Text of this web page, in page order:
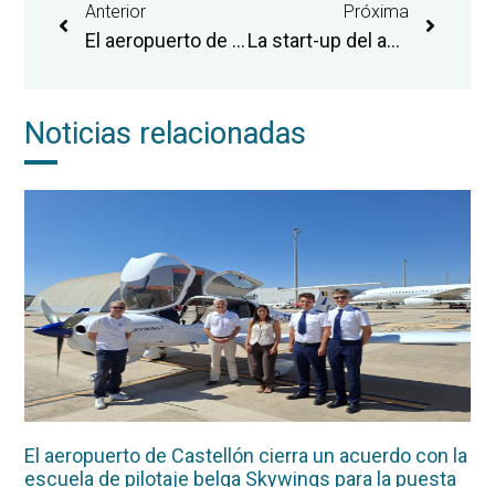
Anterior
El aeropuerto de Castellón activa una segunda ruta a Londres y eleva a cinco las conexiones semanales con la capital británica
Próxima
La start-up del aeropuerto de Castellón Arkadia Space lidera un proyecto europeo de implantación de componentes cerámicos en motores espaciales
Noticias relacionadas
El aeropuerto de Castellón cierra un acuerdo con la
escuela de pilotaje belga Skywings para la puesta